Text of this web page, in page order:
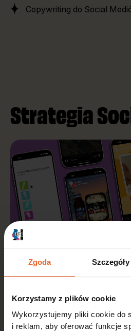
Zgoda Szczegóły
Korzystamy z plików cookie
Wykorzystujemy pliki cookie do
i reklam, aby oferować funkcje
Copywriting do Social
Strategia
Jasny plan i harmonogram
roadmapa wdrożenia - bez
dokładnie wiesz, co, gdzie i
zobacz więcej